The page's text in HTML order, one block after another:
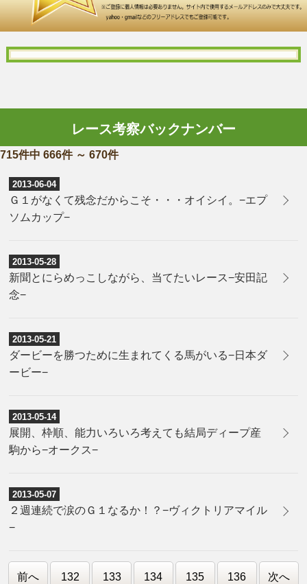
レース考察バックナンバー
715件中 666件 ～ 670件
2013-06-04
Ｇ１がなくて残念だからこそ・・・オイシイ。−エプ
ソムカップ−
2013-05-28
新聞とにらめっこしながら、当てたいレース−安田記
念−
2013-05-21
ダービーを勝つために生まれてくる馬がいる−日本ダ
ービー−
2013-05-14
展開、枠順、能力いろいろ考えても結局ディープ産
駒から−オークス−
2013-05-07
２週連続で涙のＧ１なるか！？−ヴィクトリアマイル
−
前へ 132 133 134 135 136 次へ